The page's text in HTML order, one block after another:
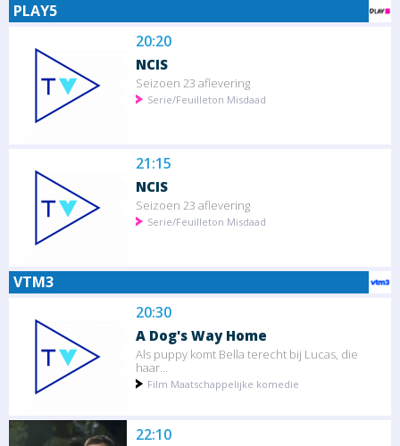
PLAY5
20:20
NCIS
Seizoen 23 aflevering
Serie/Feuilleton Misdaad
21:15
NCIS
Seizoen 23 aflevering
Serie/Feuilleton Misdaad
VTM3
20:30
A Dog's Way Home
Als puppy komt Bella terecht bij Lucas, die
haar...
Film Maatschappelijke komedie
22:10